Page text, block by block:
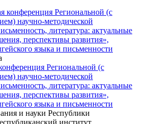
Региональной (с
научно-методической
литература: актуальные
перспективы развития»,
языка и письменности
и науки Республики
институт